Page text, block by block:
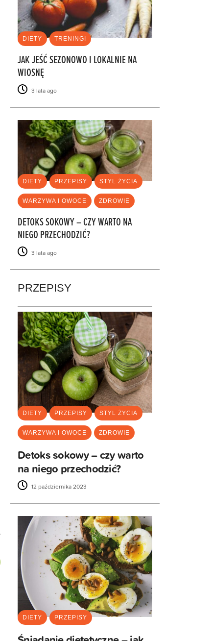
DIETY TRENINGI
JAK JEŚĆ SEZONOWO I LOKALNIE NA
WIOSNĘ
3 lata ago
DIETY PRZEPISY STYL ŻYCIA
WARZYWA I OWOCE ZDROWIE
DETOKS SOKOWY – CZY WARTO NA
NIEGO PRZECHODZIĆ?
3 lata ago
PRZEPISY
DIETY PRZEPISY STYL ŻYCIA
WARZYWA I OWOCE ZDROWIE
Detoks sokowy – czy warto
na niego przechodzić?
12 października 2023
DIETY PRZEPISY